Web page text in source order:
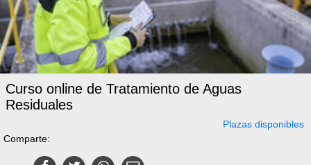
Curso online de Tratamiento de Aguas
Residuales
Plazas disponibles
Comparte: